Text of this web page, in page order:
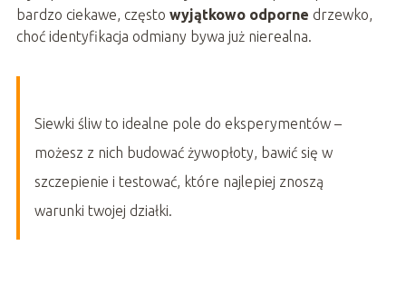
bardzo ciekawe, często wyjątkowo odporne drzewko,
choć identyfikacja odmiany bywa już nierealna.
Siewki śliw to idealne pole do eksperymentów –
możesz z nich budować żywopłoty, bawić się w
szczepienie i testować, które najlepiej znoszą
warunki twojej działki.